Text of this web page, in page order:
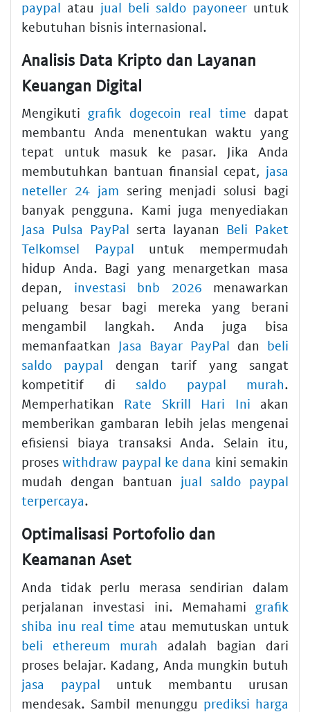
paypal atau jual beli saldo payoneer untuk
kebutuhan bisnis internasional.
Analisis Data Kripto dan Layanan
Keuangan Digital
Mengikuti grafik dogecoin real time dapat
membantu Anda menentukan waktu yang
tepat untuk masuk ke pasar. Jika Anda
membutuhkan bantuan finansial cepat, jasa
neteller 24 jam sering menjadi solusi bagi
banyak pengguna. Kami juga menyediakan
Jasa Pulsa PayPal serta layanan Beli Paket
Telkomsel Paypal untuk mempermudah
hidup Anda. Bagi yang menargetkan masa
depan, investasi bnb 2026 menawarkan
peluang besar bagi mereka yang berani
mengambil langkah. Anda juga bisa
memanfaatkan Jasa Bayar PayPal dan beli
saldo paypal dengan tarif yang sangat
kompetitif di saldo paypal murah.
Memperhatikan Rate Skrill Hari Ini akan
memberikan gambaran lebih jelas mengenai
efisiensi biaya transaksi Anda. Selain itu,
proseswithdraw paypal ke dana kini semakin
mudah dengan bantuan jual saldo paypal
terpercaya.
Optimalisasi Portofolio dan
Keamanan Aset
Anda tidak perlu merasa sendirian dalam
perjalanan investasi ini. Memahami grafik
shiba inu real time atau memutuskan untuk
beli ethereum murah adalah bagian dari
proses belajar. Kadang, Anda mungkin butuh
jasa paypal untuk membantu urusan
mendesak. Sambil menunggu prediksi harga